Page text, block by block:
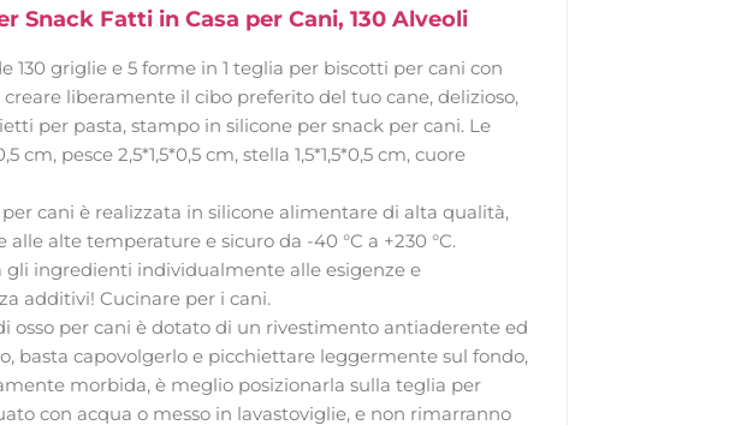
Snack Fatti in Casa per Cani, 130 Alveoli
griglie e 5 forme in 1 teglia per biscotti per cani con
liberamente il cibo preferito del tuo cane, delizioso,
per pasta, stampo in silicone per snack per cani. Le
pesce 2,5*1,5*0,5 cm, stella 1,5*1,5*0,5 cm, cuore
cani è realizzata in silicone alimentare di alta qualità,
alte temperature e sicuro da -40 °C a +230 °C.
ingredienti individualmente alle esigenze e
additivi! Cucinare per i cani.
osso per cani è dotato di un rivestimento antiaderente ed
basta capovolgerlo e picchiettare leggermente sul fondo,
morbida, è meglio posizionarla sulla teglia per
con acqua o messo in lavastoviglie, e non rimarranno